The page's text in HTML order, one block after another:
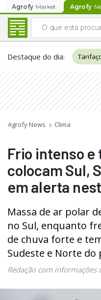
Agrofy Market Agrofy
Destaque do dia:
Agrofy News Clima
Frio intenso
colocam Sul,
em alerta
Massa de ar polar
no Sul, enquanto
de chuva forte e
Sudeste e Norte do
Redação com informações